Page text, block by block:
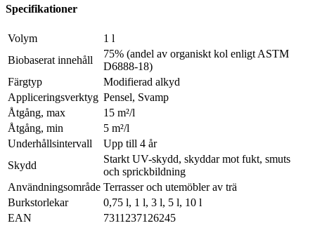
Specifikationer
Volym
1 l
Biobaserat innehåll
75% (andel av organiskt kol enligt ASTM
D6888-18)
Färgtyp
Modifierad alkyd
Appliceringsverktyg Pensel, Svamp
Åtgång, max
15 m²/l
Åtgång, min
5 m²/l
Underhållsintervall
Upp till 4 år
Skydd
Starkt UV-skydd, skyddar mot fukt, smuts
och sprickbildning
Användningsområde Terrasser och utemöbler av trä
Burkstorlekar
0,75 l, 1 l, 3 l, 5 l, 10 l
EAN
7311237126245